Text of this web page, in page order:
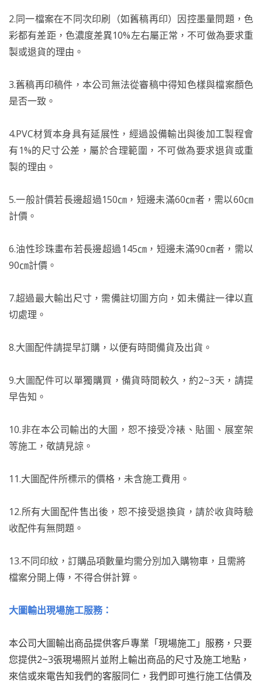
2.同一檔案在不同次印刷（如舊稿再印）因控墨量問題，色
彩都有差距，色濃度差異10%左右屬正常，不可做為要求重
製或退貨的理由。
3.舊稿再印稿件，本公司無法從審稿中得知色樣與檔案顏色
是否一致。
4.PVC材質本身具有延展性，經過設備輸出與後加工製程會
有1%的尺寸公差，屬於合理範圍，不可做為要求退貨或重
製的理由。
5.一般計價若長邊超過150㎝，短邊未滿60㎝者，需以60㎝
計價。
6.油性珍珠畫布若長邊超過145㎝，短邊未滿90㎝者，需以
90㎝計價。
7.超過最大輸出尺寸，需備註切圖方向，如未備註一律以直
切處理。
8.大圖配件請提早訂購，以便有時間備貨及出貨。
9.大圖配件可以單獨購買，備貨時間較久，約2~3天，請提
早告知。
10.非在本公司輸出的大圖，恕不接受冷裱、貼圖、展室架
等施工，敬請見諒。
11.大圖配件所標示的價格，未含施工費用。
12.所有大圖配件售出後，恕不接受退換貨，請於收貨時驗
收配件有無問題。
13.不同印紋，訂購品項數量均需分別加入購物車，且需將
檔案分開上傳，不得合併計算。
大圖輸出現場施工服務：
本公司大圖輸出商品提供客戶專業「現場施工」服務，只要
您提供2~3張現場照片並附上輸出商品的尺寸及施工地點，
來信或來電告知我們的客服同仁，我們即可進行施工估價及